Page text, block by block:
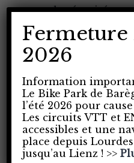
assurer la sécurité et
Toilettes et point
Borne de réparation
Restaurants
Automate pour
Location de vélos au
et à Barèges village.
Un Bike Bus qui
Fermeture
2026
Information
Le Bike Park de
l’été 2026 pour
Les circuits VTT et
accessibles et une
place depuis
jusqu’au Lienz ! >>